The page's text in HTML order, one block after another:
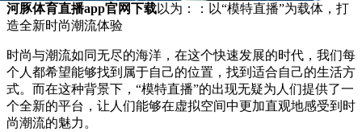
河豚体育直播app官网下载以为：：以“模特直播”为载体，打
造全新时尚潮流体验
时尚与潮流如同无尽的海洋，在这个快速发展的时代，我们每
个人都希望能够找到属于自己的位置，找到适合自己的生活方
式。而在这种背景下，“模特直播”的出现无疑为人们提供了一
个全新的平台，让人们能够在虚拟空间中更加直观地感受到时
尚潮流的魅力。